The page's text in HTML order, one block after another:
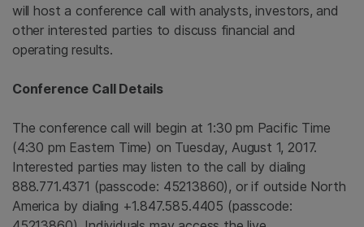
will host a conference call with analysts, investors, and
other interested parties to discuss financial and
operating results.
Conference Call Details
The conference call will begin at1:30 pm Pacific Time
(4:30 pm Eastern Time) on Tuesday, August 1, 2017.
Interested parties may listen to the call by dialing
888.771.4371 (passcode: 45213860), or if outside North
America by dialing +1.847.585.4405 (passcode: